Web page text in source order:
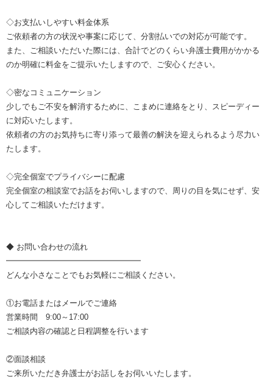
◇お支払いしやすい料金体系
ご依頼者の方の状況や事案に応じて、分割払いでの対応が可能です。
また、ご相談いただいた際には、合計でどのくらい弁護士費用がかかる
のか明確に料金をご提示いたしますので、ご安心ください。
◇密なコミュニケーション
少しでもご不安を解消するために、こまめに連絡をとり、スピーディー
に対応いたします。
依頼者の方のお気持ちに寄り添って最善の解決を迎えられるよう尽力い
たします。
◇完全個室でプライバシーに配慮
完全個室の相談室でお話をお伺いしますので、周りの目を気にせず、安
心してご相談いただけます。
◆ お問い合わせの流れ
━━━━━━━━━━━━━━━━━
どんな小さなことでもお気軽にご相談ください。
①お電話またはメールでご連絡
営業時間 9:00～17:00
ご相談内容の確認と日程調整を行います
②面談相談
ご来所いただき弁護士がお話しをお伺いいたします。